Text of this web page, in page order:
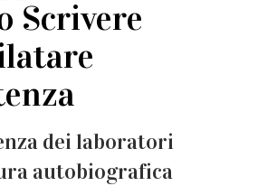
Scrivere
dei laboratori
autobiografica